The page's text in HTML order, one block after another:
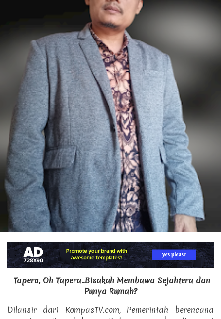
Tapera, Oh Tapera..Bisakah Membawa Sejahtera dan
Punya Rumah?
Dilansir dari KompasTV.com, Pemerintah berencana